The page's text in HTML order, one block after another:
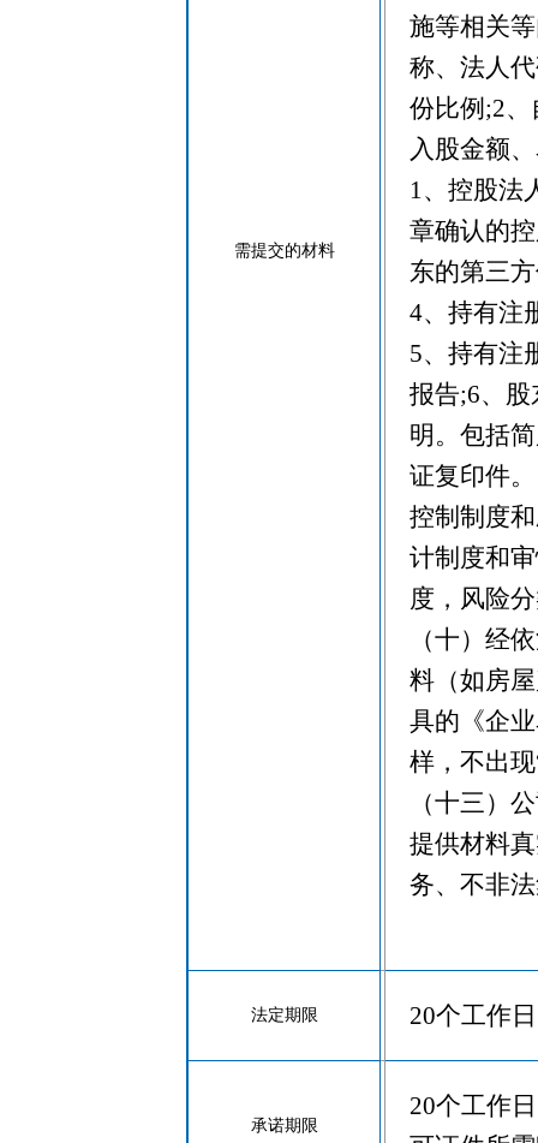
需提交的材料
施等相关
称、法人
份比例;2
入股金额
1、控股法
章确认的
东的第三
4、持有注
5、持有注
报告;6、
明。包括
证复印件
控制制度
计制度和
度，风险
（十）经
料（如房
具的《企
样，不出
（十三）
提供材料
务、不非
法定期限 20个工作日
承诺期限
20个工作